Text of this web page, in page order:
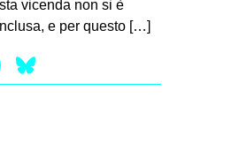
GENERI
PRECARIATO
vicenda non si è
e per questo […]
Facebook